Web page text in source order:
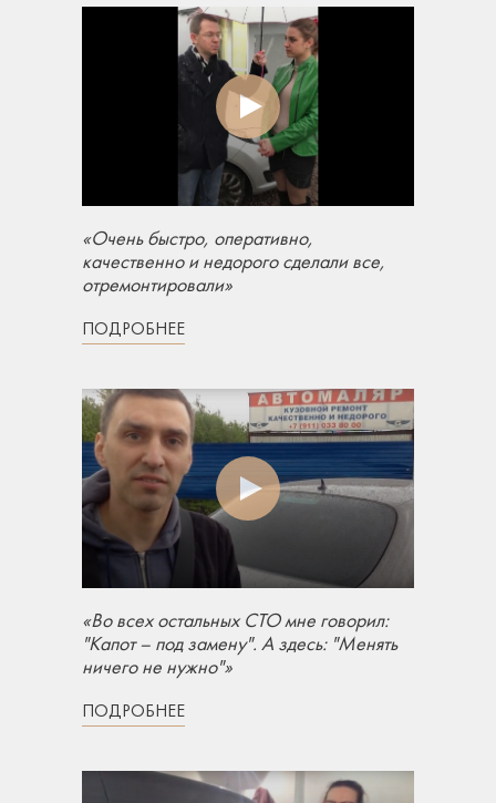
«Очень быстро, оперативно,
качественно и недорого сделали все,
отремонтировали»
ПОДРОБНЕЕ
«Во всех остальных СТО мне говорил:
"Капот – под замену". А здесь: "Менять
ничего не нужно"»
ПОДРОБНЕЕ